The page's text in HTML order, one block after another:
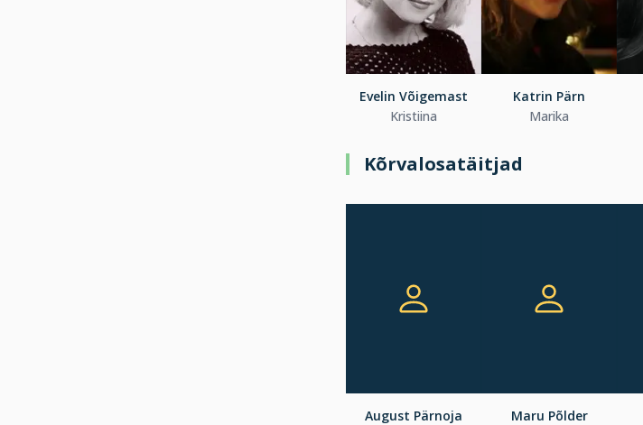
Evelin Võigemast
Kristiina
Katrin Pärn
Marika
Kõrvalosatäitjad
August Pärnoja
Maru Põlder